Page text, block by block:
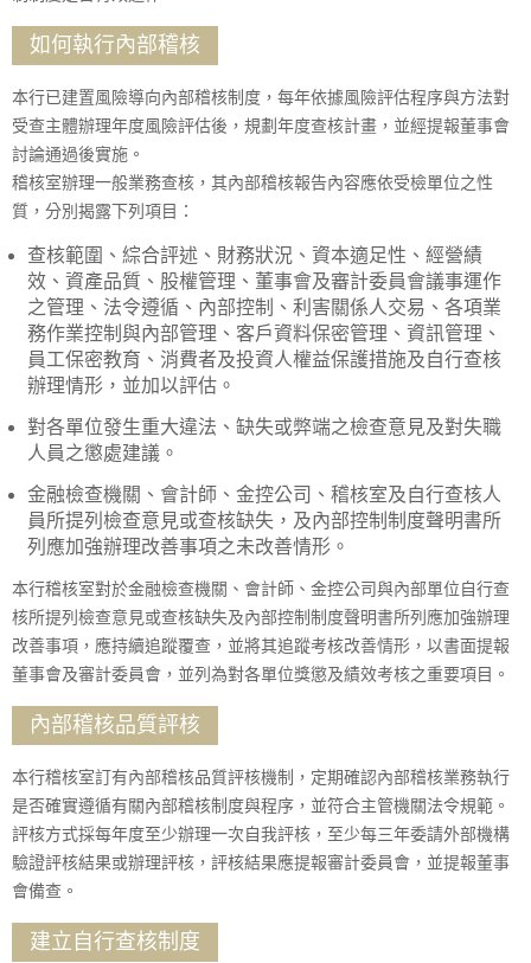
如何執行內部稽核
本行已建置風險導向內部稽核制度，每年依據風險評估程序與方法對
受查主體辦理年度風險評估後，規劃年度查核計畫，並經提報董事會
討論通過後實施。
稽核室辦理一般業務查核，其內部稽核報告內容應依受檢單位之性
質，分別揭露下列項目：
查核範圍、綜合評述、財務狀況、資本適足性、經營績
效、資產品質、股權管理、董事會及審計委員會議事運作
之管理、法令遵循、內部控制、利害關係人交易、各項業
務作業控制與內部管理、客戶資料保密管理、資訊管理、
員工保密教育、消費者及投資人權益保護措施及自行查核
辦理情形，並加以評估。
對各單位發生重大違法、缺失或弊端之檢查意見及對失職
人員之懲處建議。
金融檢查機關、會計師、金控公司、稽核室及自行查核人
員所提列檢查意見或查核缺失，及內部控制制度聲明書所
列應加強辦理改善事項之未改善情形。
本行稽核室對於金融檢查機關、會計師、金控公司與內部單位自行查
核所提列檢查意見或查核缺失及內部控制制度聲明書所列應加強辦理
改善事項，應持續追蹤覆查，並將其追蹤考核改善情形，以書面提報
董事會及審計委員會，並列為對各單位獎懲及績效考核之重要項目。
內部稽核品質評核
本行稽核室訂有內部稽核品質評核機制，定期確認內部稽核業務執行
是否確實遵循有關內部稽核制度與程序，並符合主管機關法令規範。
評核方式採每年度至少辦理一次自我評核，至少每三年委請外部機構
驗證評核結果或辦理評核，評核結果應提報審計委員會，並提報董事
會備查。
建立自行查核制度